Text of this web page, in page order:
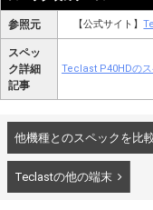
参照元 【公式サイト】
スペッ
ク詳細
記事
Teclast P40HDの
他機種とのスペックを比
Teclastの他の端末